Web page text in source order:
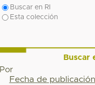
Buscar en RI
Esta colección
Buscar
Por
Fecha de publicación